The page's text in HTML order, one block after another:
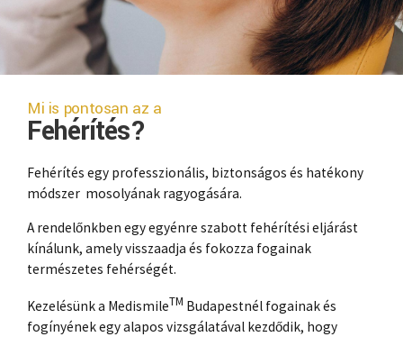
Mi is pontosan az a
Fehérítés?
Fehérítés egy professzionális, biztonságos és hatékony
módszer mosolyának ragyogására.
A rendelőnkben egy egyénre szabott fehérítési eljárást
kínálunk, amely visszaadja és fokozza fogainak
természetes fehérségét.
Kezelésünk a MedismileTM Budapestnél fogainak és
fogínyének egy alapos vizsgálatával kezdődik, hogy